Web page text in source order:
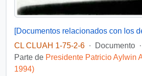
CL CLUAH 1-75-2-6 · Documento ·
Parte de Presidente Patricio Aylwin
1994)